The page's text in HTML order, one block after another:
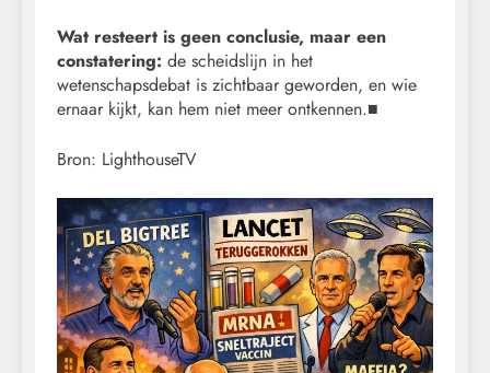
Wat resteert is geen conclusie, maar een
constatering: de scheidslijn in het
wetenschapsdebat is zichtbaar geworden, en wie
ernaar kijkt, kan hem niet meer ontkennen.■
Bron: LighthouseTV